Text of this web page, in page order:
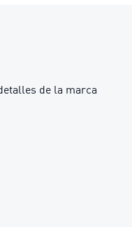
de la marca